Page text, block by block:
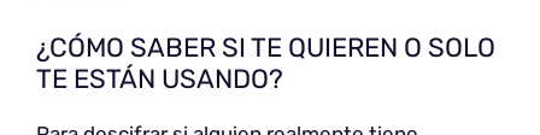
¿CÓMO SABER SI TE QUIEREN O SOLO
TE ESTÁN USANDO?